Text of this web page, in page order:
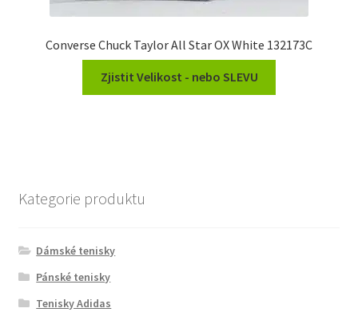
Converse Chuck Taylor All Star OX White 132173C
Zjistit Velikost - nebo SLEVU
Kategorie produktu
Dámské tenisky
Pánské tenisky
Tenisky Adidas